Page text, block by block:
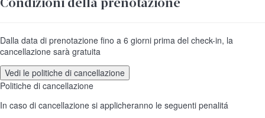
Dalla data di prenotazione fino a 6 giorni prima del check-in, la
cancellazione sarà gratuita
Vedi le politiche di cancellazione
Politiche di cancellazione
In caso di cancellazione si applicheranno le seguenti penalitá